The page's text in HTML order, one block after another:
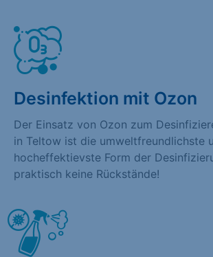
Desinfektion mit Ozon
Der Einsatz von Ozon zum
in Teltow ist die umweltfreundlichste
hocheffektievste Form der
praktisch keine Rückstände!